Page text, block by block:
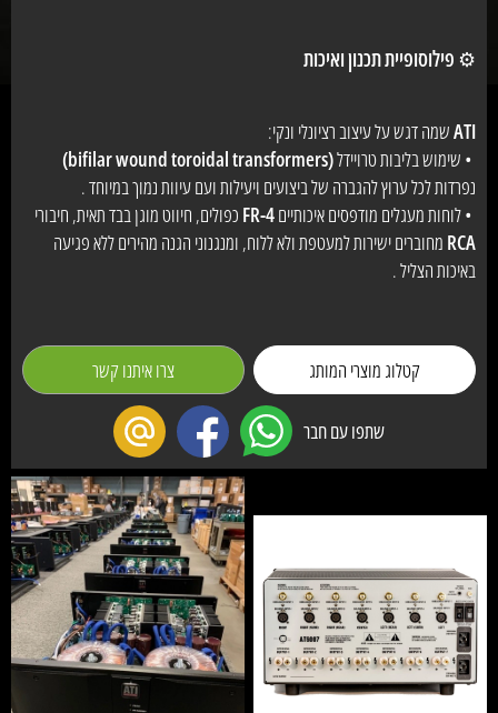
⚙️ פילוסופיית תכנון ואיכות
ATIשמה דגש על עיצוב רציונלי ונקי:
• שימוש בליבות טרויידל(bifilar wound toroidal transformers)
נפרדות לכל ערוץ להגברה של ביצועים ויעילות ועם עיוות נמוך במיוחד .
• לוחות מעגלים מודפסים איכותייםFR-4 כפולים, חיווט מוגן בבד תאית, חיבורי
RCA מחוברים ישירות למעטפת ולא ללוח, ומנגנוני הגנה מהירים ללא פגיעה
באיכות הצליל .
קטלוג מוצרי המותג צרו איתנו קשר
שתפו עם חבר